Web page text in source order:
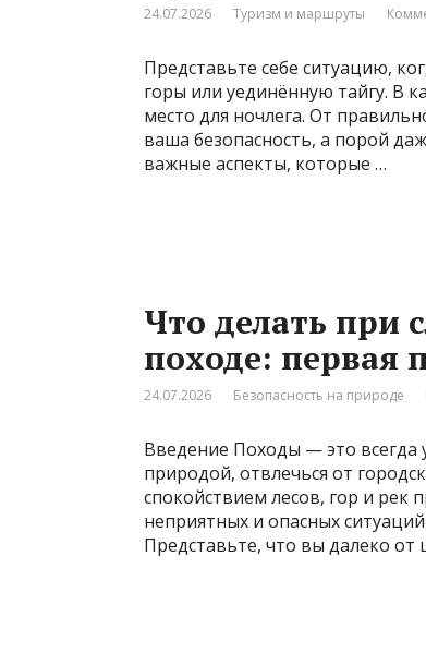
24.07.2026 Туризм и маршруты
Представьте себе ситуацию,
горы или уединённую тайгу. В
место для ночлега. От
ваша безопасность, а порой
важные аспекты, которые …
Что делать при
походе: первая
24.07.2026 Безопасность на природе
Введение Походы — это всегда
природой, отвлечься от
спокойствием лесов, гор и рек
неприятных и опасных
Представьте, что вы далеко от